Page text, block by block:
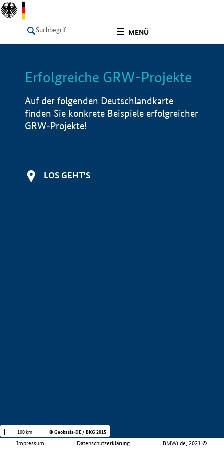
MENÜ
LISTE Info
Erfolgreiche GRW-Projekte
Auf der folgenden Deutschlandkarte
finden Sie konkrete Beispiele erfolgreicher
GRW-Projekte!
LOS GEHT'S
Impressum Datenschutzerklärung BMWi.de, 2021 ©
100 km © Geobasis-DE / BKG 2015